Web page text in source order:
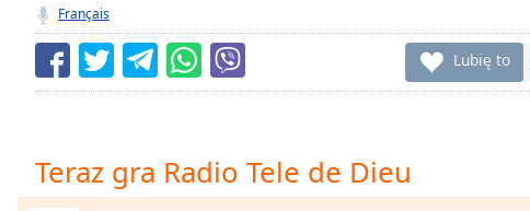
LIVE
Remaining
Rate
Français
Lubię to
Teraz gra Radio Tele de Dieu